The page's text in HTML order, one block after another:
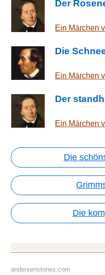
Der
Ein Märchen
Die
Ein Märchen
Der
Ein Märchen
Die
Die
andersenstories.com